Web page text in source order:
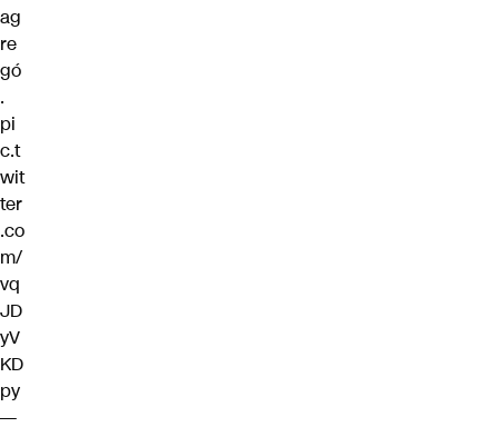
ag
re
gó
.
pi
c.t
wit
ter
.co
m/
vq
JD
yV
KD
py
—